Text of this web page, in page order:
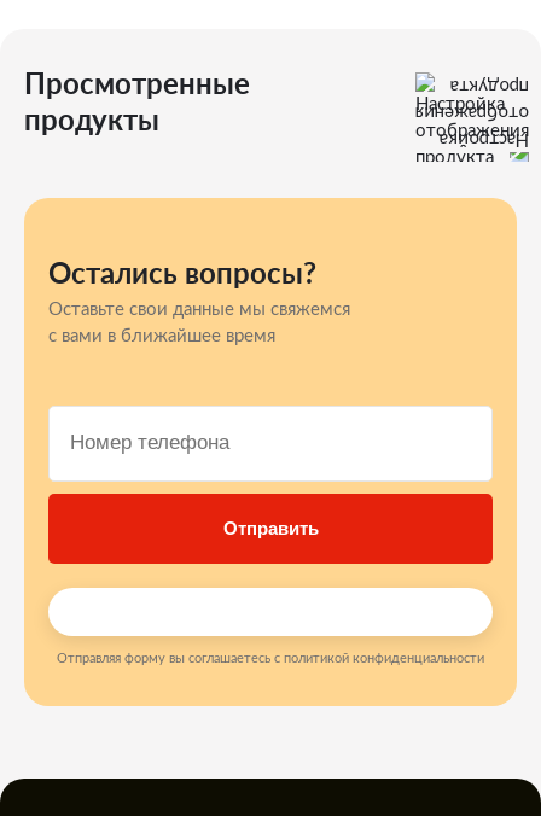
Просмотренные
продукты
Остались вопросы?
Оставьте свои данные мы свяжемся
с вами в ближайшее время
Отправляя форму вы соглашаетесь с политикой конфиденциальности